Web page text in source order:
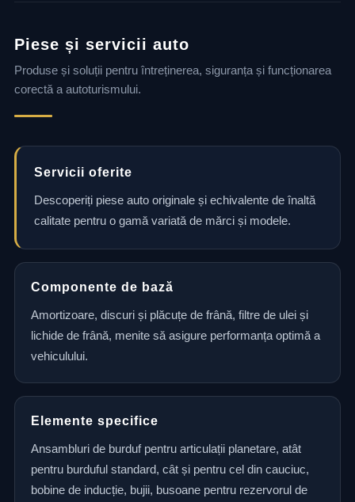
Piese și servicii auto
Produse și soluții pentru întreținerea, siguranța și funcționarea
corectă a autoturismului.
Servicii oferite
Descoperiți piese auto originale și echivalente de înaltă
calitate pentru o gamă variată de mărci și modele.
Componente de bază
Amortizoare, discuri și plăcuțe de frână, filtre de ulei și
lichide de frână, menite să asigure performanța optimă a
vehiculului.
Elemente specifice
Ansambluri de burduf pentru articulații planetare, atât
pentru burduful standard, cât și pentru cel din cauciuc,
bobine de inducție, bujii, busoane pentru rezervorul de